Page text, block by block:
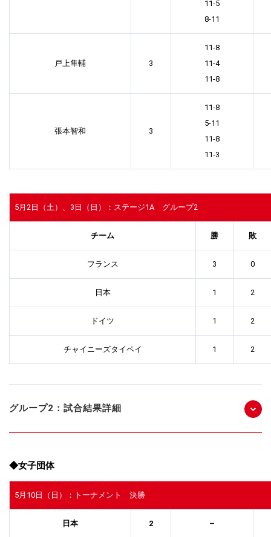
11-5
8-11
戸上隼輔 3
11-8
11-4
11-8
張本智和 3
11-8
5-11
11-8
11-3
5月2日（土）、3日（日）：ステージ1A グループ2
チーム 勝 敗
フランス 3 0
日本 1 2
ドイツ 1 2
チャイニーズタイペイ 1 2
グループ2：試合結果詳細
◆女子団体
5月10日（日）：トーナメント 決勝
日本 2 –